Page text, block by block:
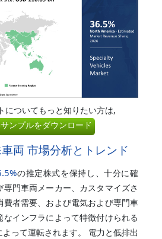
についてもっと知りたい方は,
ンプルをダウンロード
両 市場分析とトレンド
の推定株式を保持し、十分に確
門車両メーカー、カスタマイズさ
費者需要、および電気および専門車
なインフラによって特徴付けられる
って運転されます。 電力と低排出